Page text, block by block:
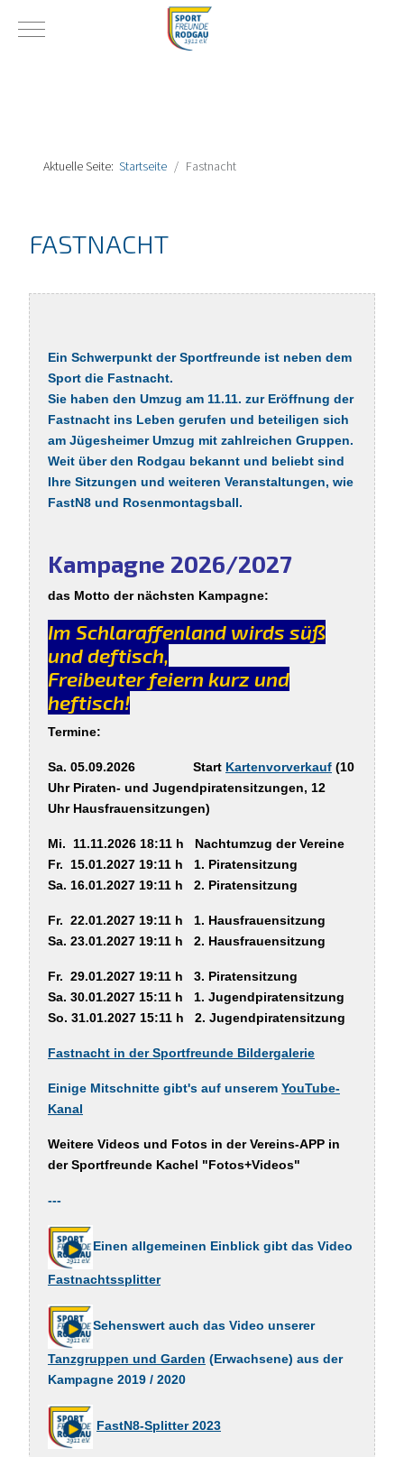
Mobile Menu Toggle
Aktuelle Seite: Startseite Fastnacht
FASTNACHT
Ein Schwerpunkt der Sportfreunde ist neben dem
Sport die Fastnacht.
Sie haben den Umzug am 11.11. zur Eröffnung der
Fastnacht ins Leben gerufen und beteiligen sich
am Jügesheimer Umzug mit zahlreichen Gruppen.
Weit über den Rodgau bekannt und beliebt sind
Ihre Sitzungen und weiteren Veranstaltungen, wie
FastN8 und Rosenmontagsball.
Kampagne 2026/2027
das Motto der nächsten Kampagne:
Im Schlaraffenland wirds süß
und deftisch,
Freibeuter feiern kurz und
heftisch!
Termine:
Sa. 05.09.2026 Start Kartenvorverkauf (10
Uhr Piraten- und Jugendpiratensitzungen, 12
Uhr Hausfrauensitzungen)
Mi. 11.11.2026 18:11 h Nachtumzug der Vereine
Fr. 15.01.2027 19:11 h 1. Piratensitzung
Sa. 16.01.2027 19:11 h 2. Piratensitzung
Fr. 22.01.2027 19:11 h 1. Hausfrauensitzung
Sa. 23.01.2027 19:11 h 2. Hausfrauensitzung
Fr. 29.01.2027 19:11 h 3. Piratensitzung
Sa. 30.01.2027 15:11 h 1. Jugendpiratensitzung
So. 31.01.2027 15:11 h 2. Jugendpiratensitzung
Fastnacht in der Sportfreunde Bildergalerie
Einige Mitschnitte gibt's auf unserem YouTube-
Kanal
Weitere Videos und Fotos in der Vereins-APP in
der Sportfreunde Kachel "Fotos+Videos"
---
Einen allgemeinen Einblick gibt das Video
Fastnachtssplitter
Sehenswert auch das Video unserer
Tanzgruppen und Garden (Erwachsene) aus der
Kampagne 2019 / 2020
FastN8-Splitter 2023